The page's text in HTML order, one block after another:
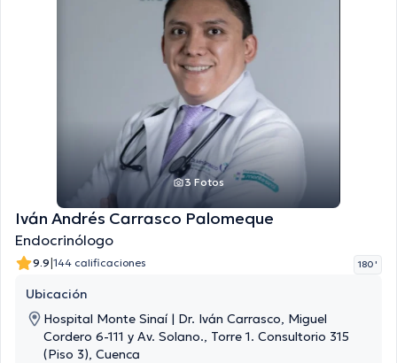
3 Fotos
Iván Andrés Carrasco Palomeque
Endocrinólogo
9.9|144 calificaciones 180 '
Ubicación
Hospital Monte Sinaí | Dr. Iván Carrasco, Miguel
Cordero 6-111 y Av. Solano., Torre 1. Consultorio 315
(Piso 3), Cuenca